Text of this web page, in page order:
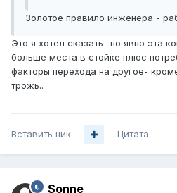
Золотое правило инженера -
Это я хотел сказать- но явно эта
больше места в стойке плюс
факторы перехода на другое-
трожь..
Вставить ник Цитата
Sonne